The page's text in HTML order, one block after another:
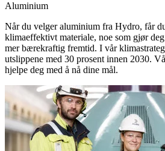
Aluminium
Når du velger aluminium fra Hydro, får
klimaeffektivt materiale, noe som gjør
mer bærekraftig fremtid. I vår
utslippene med 30 prosent innen 2030.
hjelpe deg med å nå dine mål.